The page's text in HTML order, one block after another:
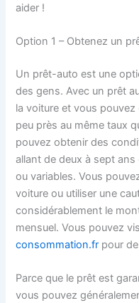
aider !
Option 1 – Obtenez un
Un prêt-auto est une
des gens. Avec un prêt
la voiture et vous
peu près au même taux
pouvez obtenir des
allant de deux à sept
ou variables. Vous
voiture ou utiliser une
considérablement le
mensuel. Vous pouvez
consommation.fr pour
Parce que le prêt est
vous pouvez